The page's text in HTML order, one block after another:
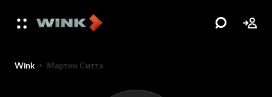
Wink Мартин Ситта